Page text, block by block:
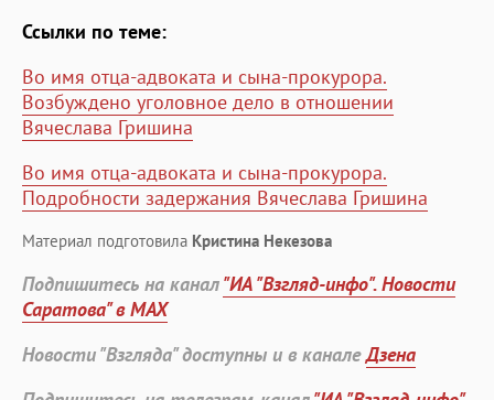
Ссылки по теме:
Во имя отца-адвоката и сына-прокурора.
Возбуждено уголовное дело в отношении
Вячеслава Гришина
Во имя отца-адвоката и сына-прокурора.
Подробности задержания Вячеслава Гришина
Материал подготовила Кристина Некезова
Подпишитесь на канал"ИА "Взгляд-инфо". Новости
Саратова" в MAX
Новости "Взгляда" доступны и в каналеДзена